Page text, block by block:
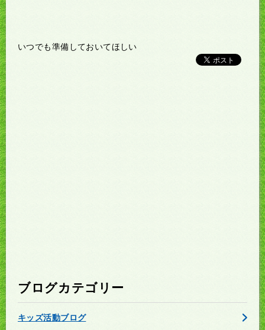
いつでも準備しておいてほしい
ブログカテゴリー
キッズ活動ブログ